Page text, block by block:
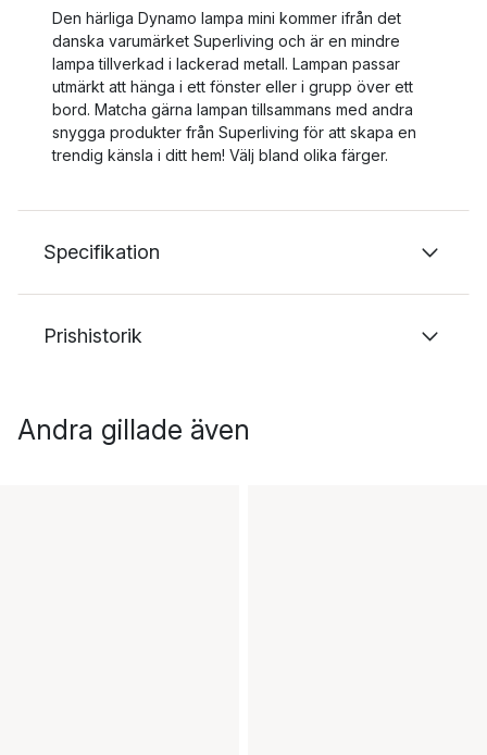
Den härliga Dynamo lampa mini kommer ifrån det
danska varumärket Superliving och är en mindre
lampa tillverkad i lackerad metall. Lampan passar
utmärkt att hänga i ett fönster eller i grupp över ett
bord. Matcha gärna lampan tillsammans med andra
snygga produkter från Superliving för att skapa en
trendig känsla i ditt hem! Välj bland olika färger.
Specifikation
Prishistorik
Andra gillade även